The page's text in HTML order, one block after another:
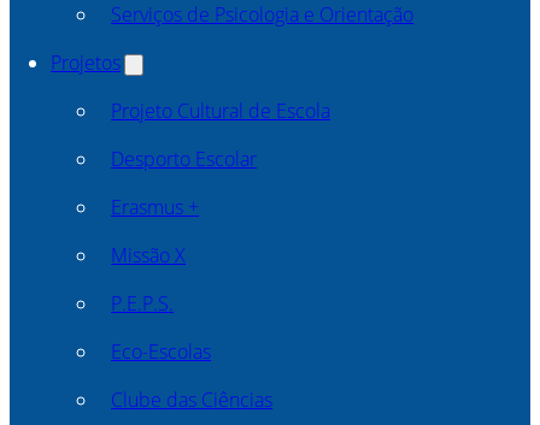
Serviços de Psicologia e Orientação
Projetos
Projeto Cultural de Escola
Desporto Escolar
Erasmus +
Missão X
P.E.P.S.
Eco-Escolas
Clube das Ciências